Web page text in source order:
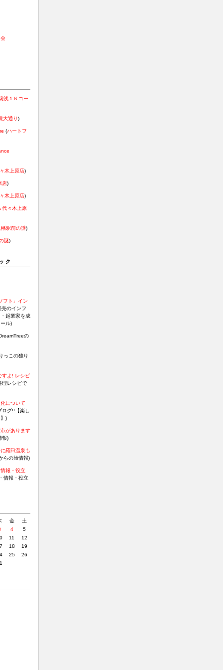
浅１Ｋコー
大通り)
(ハートフ
木上原店)
店)
木上原店)
代々木上原
駅前の謎)
謎)
ク
フト」イン
売のインフ
起業家を成
ル)
の
っこの独り
すよ! レシピ
理レシピで
について
ログ!!【楽し
)
があります
報)
羅臼温泉も
らの旅情報)
報・役立
情報・役立
金
土
4
5
11
12
18
19
25
26